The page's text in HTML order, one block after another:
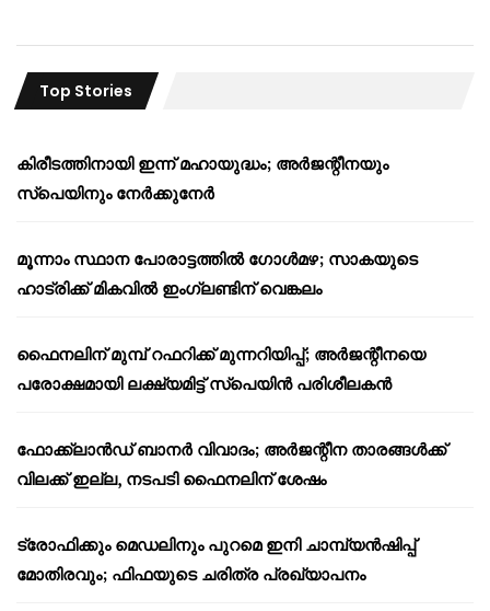
Top Stories
കിരീടത്തിനായി ഇന്ന് മഹായുദ്ധം; അർജന്റീനയും
സ്പെയിനും നേർക്കുനേർ
മൂന്നാം സ്ഥാന പോരാട്ടത്തിൽ ഗോൾമഴ; സാകയുടെ
ഹാട്രിക്ക് മികവിൽ ഇംഗ്ലണ്ടിന് വെങ്കലം
ഫൈനലിന് മുമ്പ് റഫറിക്ക് മുന്നറിയിപ്പ്; അർജന്റീനയെ
പരോക്ഷമായി ലക്ഷ്യമിട്ട് സ്പെയിൻ പരിശീലകൻ
ഫോക്ക്‌ലാൻഡ് ബാനർ വിവാദം; അർജന്റീന താരങ്ങൾക്ക്
വിലക്ക് ഇല്ല, നടപടി ഫൈനലിന് ശേഷം
ട്രോഫിക്കും മെഡലിനും പുറമെ ഇനി ചാമ്പ്യൻഷിപ്പ്
മോതിരവും; ഫിഫയുടെ ചരിത്ര പ്രഖ്യാപനം